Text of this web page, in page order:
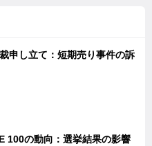
申し立て：短期売り事件の訴
100の動向：選挙結果の影響